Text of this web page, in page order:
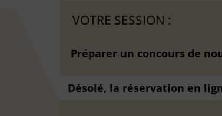
VOTRE SESSION :
Préparer un concours de
Désolé, la réservation en